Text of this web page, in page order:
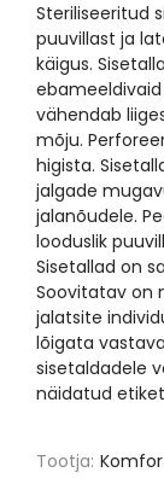
Steriliseeritud
puuvillast ja
käigus.
ebameeldivaid
vähendab
mõju.
higista.
jalgade
jalanõudele.
looduslik
Sisetallad on
Soovitatav on
jalatsite
lõigata
sisetaldadele
näidatud
Tootja: